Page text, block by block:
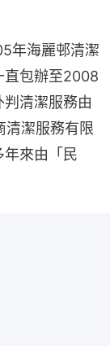
年海麗邨清潔
直包辦至2008
清潔服務由
清潔服務有限
年來由「民